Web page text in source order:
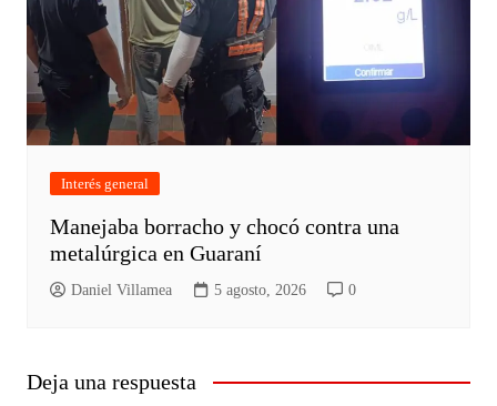
Interés general
Manejaba borracho y chocó contra una
metalúrgica en Guaraní
Daniel Villamea 5 agosto, 2026 0
Deja una respuesta